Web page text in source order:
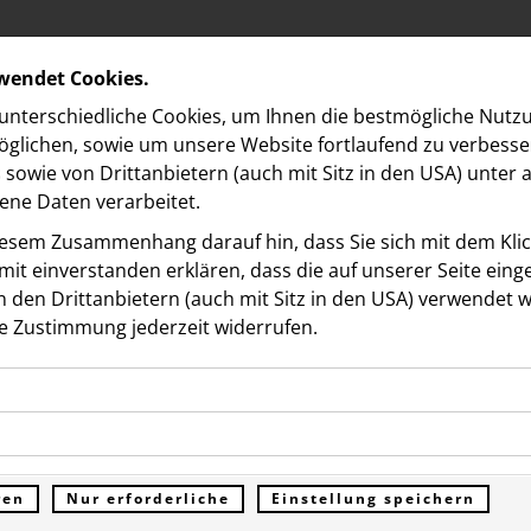
NORDBERG
Forward Fund beim
Cookies.
Cookies, um Ihnen die best­mögliche
sowie um unsere Website fortlaufend zu
von Drittanbietern (auch mit Sitz in den USA) unter
Daten verarbeitet.
Zusammenhang darauf hin, dass Sie sich mit dem
ein­ver­standen erklären, dass die auf unserer Seite
den Drittanbietern (auch mit Sitz in den USA) verwendet
Zustimmung jederzeit widerrufen.
ermöglichen grundlegende Funktionen und sind für
der Website erforderlich. Diese Cookies
Daten und werden an keine Dritten übermittelt.
erfassen Informationen anonym. Diese Informationen
unsere Besucher unsere Website nutzen.
Nur erforderliche Einstellung speichern